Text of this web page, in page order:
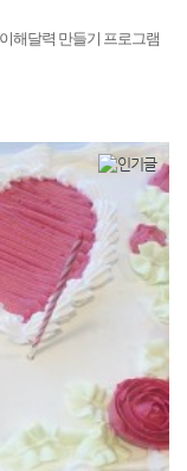
해달력 만들기 프로그램